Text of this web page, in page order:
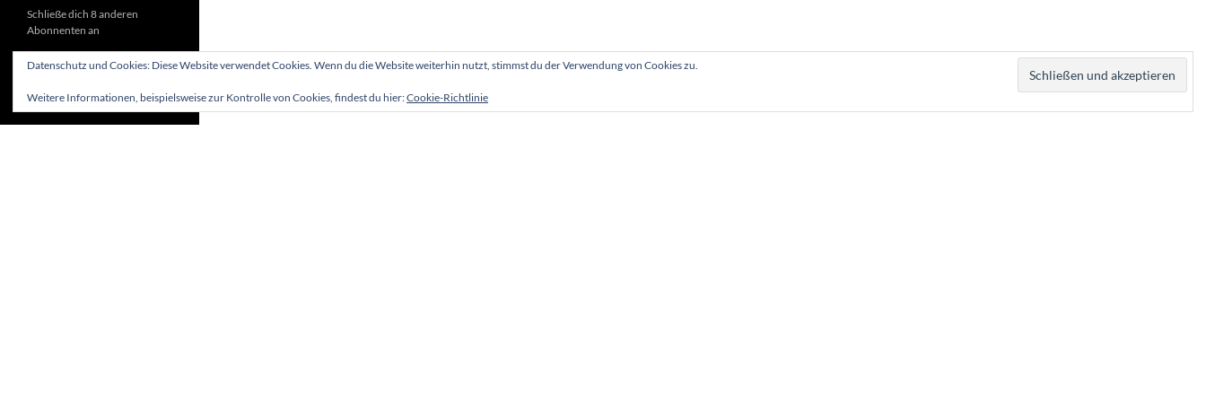
Schließe dich 8 anderen
Abonnenten an
Datenschutz und Cookies: Diese Website verwendet Cookies. Wenn du die Website weiterhin nutzt, stimmst du der Verwendung von Cookies zu.
Weitere Informationen, beispielsweise zur Kontrolle von Cookies, findest du hier:Cookie-Richtlinie